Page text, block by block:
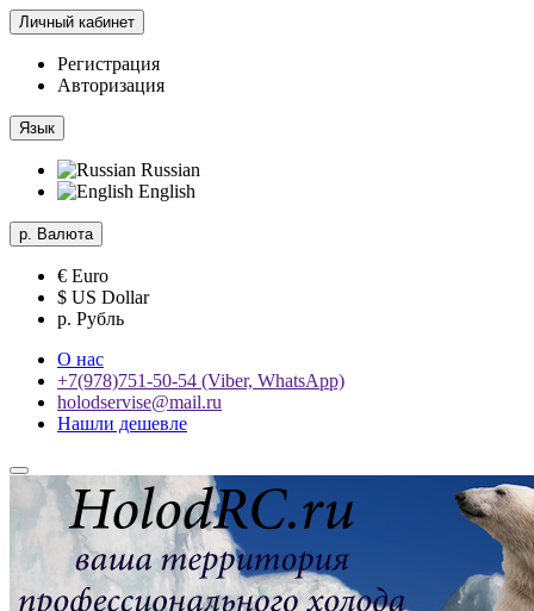
Личный кабинет
Регистрация
Авторизация
Язык
Russian
English
р. Валюта
€ Euro
$ US Dollar
р. Рубль
О нас
+7(978)751-50-54 (Viber, WhatsApp)
holodservise@mail.ru
Нашли дешевле